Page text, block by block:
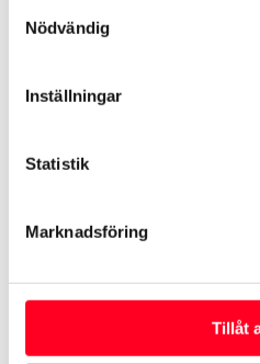
Nödvändig
Inställningar
Statistik
Marknadsföring
Tillåt
5 Personer
4 Bagage
Ordinare pris: 1846kr/